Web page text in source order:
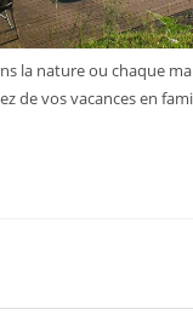
la nature ou chaque
de vos vacances en